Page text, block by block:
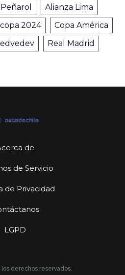
Peñarol
Alianza Lima
2024
Copa América
Real Madrid
de
de Servicio
de Privacidad
LGPD
derechos reservados.